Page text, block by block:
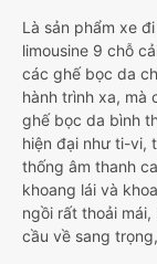
Là sản phẩm xe
limousine 9 chỗ
các ghế bọc da
hành trình xa, mà
ghế bọc da bình
hiện đại như ti-vi,
thống âm thanh
khoang lái và
ngồi rất thoải
cầu về sang